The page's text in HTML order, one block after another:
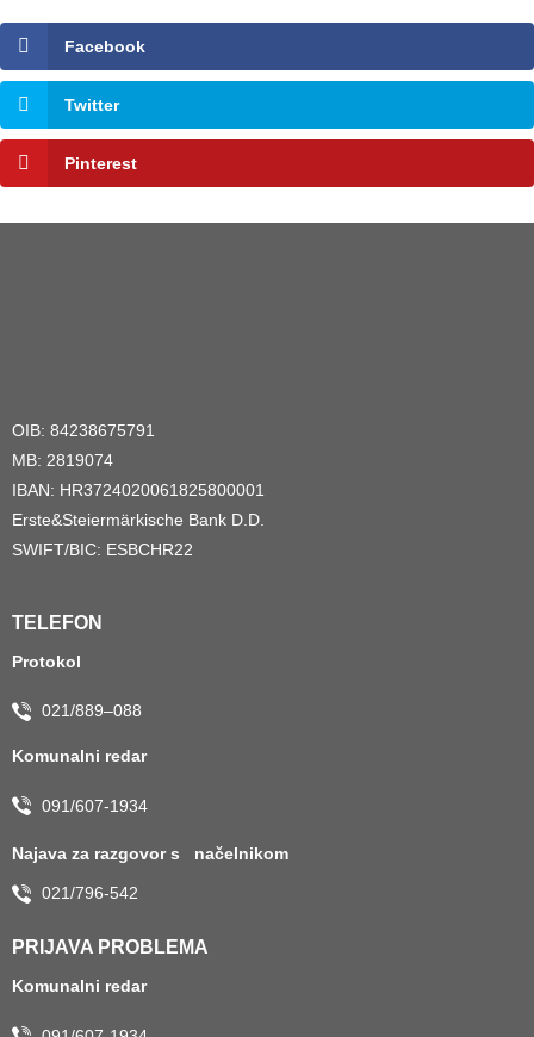
Facebook
Twitter
Pinterest
OIB: 84238675791
MB: 2819074
IBAN: HR3724020061825800001
Erste&Steiermärkische Bank D.D.
SWIFT/BIC: ESBCHR22
TELEFON
Protokol
021/889–088
Komunalni redar
091/607-1934
Najava za razgovor s načelnikom
021/796-542
PRIJAVA PROBLEMA
Komunalni redar